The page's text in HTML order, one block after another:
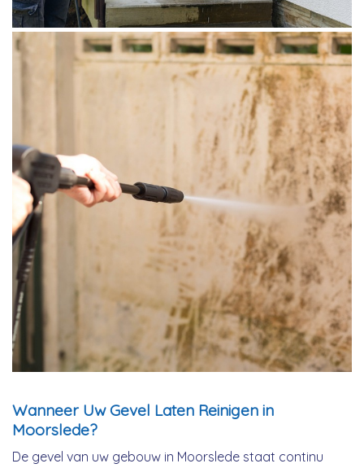
Wanneer Uw Gevel Laten Reinigen in
Moorslede?
De gevel van uw gebouw in Moorslede staat continu